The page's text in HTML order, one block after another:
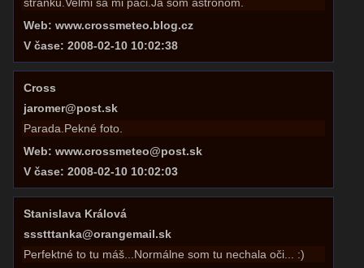
Web: www.crossmeteo.blog.cz
V čase: 2008-02-10 10:02:38
Cross
jaromer@post.sk
Parada.Pekné foto.
Web: www.crossmeteo@post.sk
V čase: 2008-02-10 10:02:03
Stanislava Králová
ssstttanka@orangemail.sk
Perfektné to tu máš...Normálne som tu nechala oči... :)